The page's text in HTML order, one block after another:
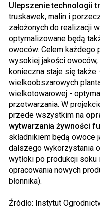
Ulepszenie technologii
truskawek, malin i
założonych do realizacji
optymalizowane będą
owoców. Celem każdego
wysokiej jakości
konieczna staje się
wielkoobszarowych
wielkotowarowej -
przetwarzania. W
przede wszystkim na
wytwarzania żywności
składnikiem będą owoce
dalszego wykorzystania
wytłoki po produkcji
opracowania nowych
błonnika).
Źródło: Instytut